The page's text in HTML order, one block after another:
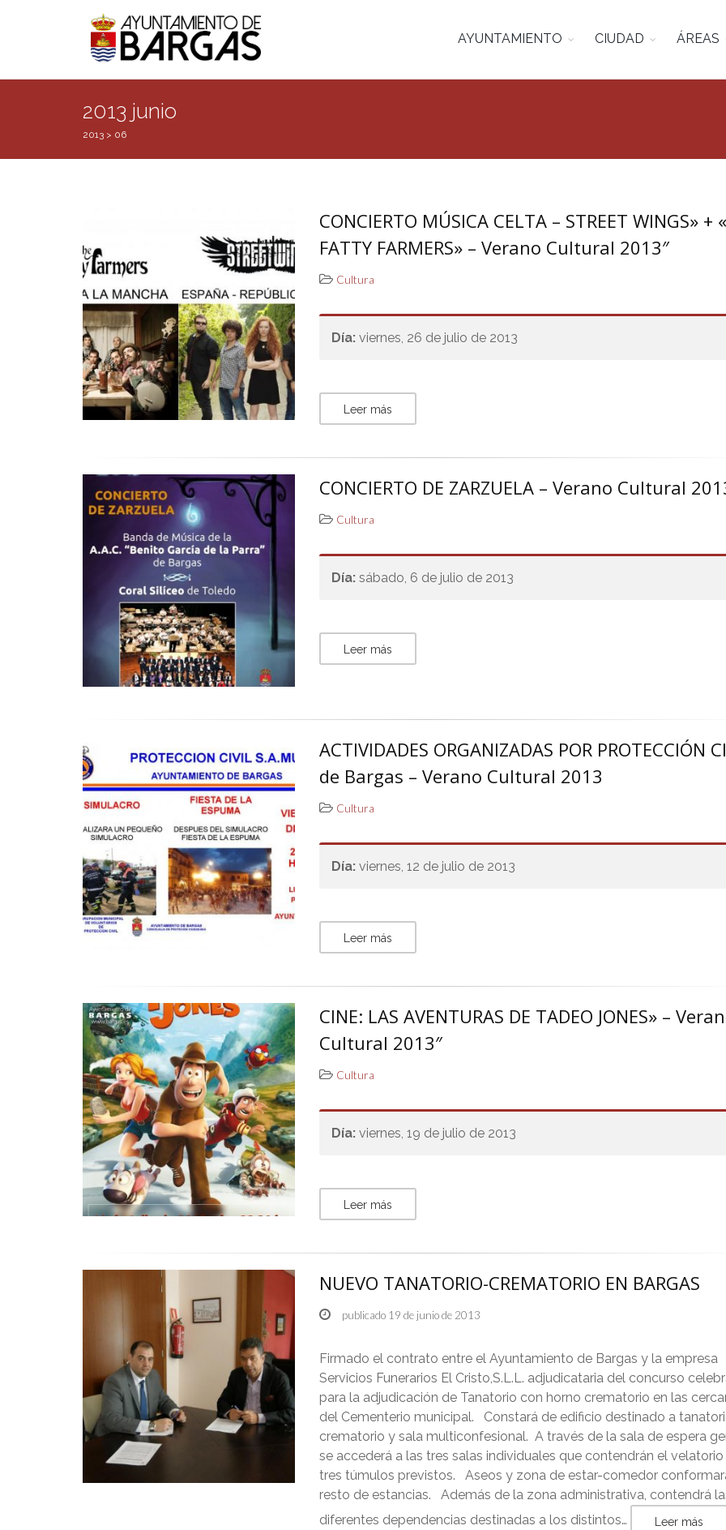
AYUNTAMIENTO CIUDAD ÁREAS
2013 junio
2013 > 06
CONCIERTO MÚSICA CELTA – STREET WINGS» +
FATTY FARMERS» – Verano Cultural 2013″
Cultura
Día:viernes, 26 de julio de 2013
Leer más
CONCIERTO DE ZARZUELA – Verano Cultural
Cultura
Día:sábado, 6 de julio de 2013
Leer más
ACTIVIDADES ORGANIZADAS POR PROTECCIÓN
de Bargas – Verano Cultural 2013
Cultura
Día:viernes, 12 de julio de 2013
Leer más
CINE: LAS AVENTURAS DE TADEO JONES» –
Cultural 2013″
Cultura
Día:viernes, 19 de julio de 2013
Leer más
NUEVO TANATORIO-CREMATORIO EN BARGAS
publicado 19 de junio de 2013
Firmado el contrato entre el Ayuntamiento de Bargas y la empresa
Servicios Funerarios El Cristo,S.L.L. adjudicataria del concurso
para la adjudicación de Tanatorio con horno crematorio en las
del Cementerio municipal. Constará de edificio destinado a
crematorio y sala multiconfesional. A través de la sala de espera
se accederá a las tres salas individuales que contendrán el
tres túmulos previstos. Aseos y zona de estar-comedor
resto de estancias. Además de la zona administrativa, contendrá
diferentes dependencias destinadas a los distintos…
Leer más